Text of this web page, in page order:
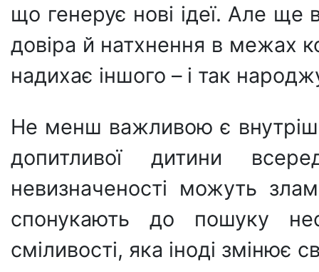
що генерує нові ідеї. Але
довіра й натхнення в межах
надихає іншого – і так
Не менш важливою є
допитливої дитини
невизначеності можуть
спонукають до пошуку
сміливості, яка іноді змінює